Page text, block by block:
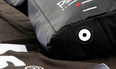
Produkt
anzeigen